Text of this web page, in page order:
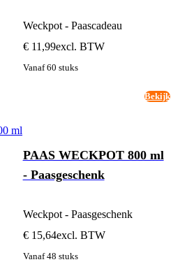
Weckpot - Paascadeau
€ 11,99excl. BTW
Vanaf 60 stuks
Bekijk
PAAS WECKPOT 800 ml
- Paasgeschenk
Weckpot - Paasgeschenk
€ 15,64excl. BTW
Vanaf 48 stuks